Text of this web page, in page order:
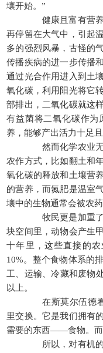
壤开始。”
健康且富有营养
再停留在大气中，引起
多的强烈风暴，古怪的
传播疾病的进一步传播
通过光合作用进入到土
氧化碳，利用阳光将它
部排出，二氧化碳就这
有益菌将二氧化碳作为
养，能够产出活力十足
然而化学农业无
农作方式，比如翻土和
氧化碳的释放和土壤营
的营养，而氮肥是温室
壤中的生物通常会被农药
牧民更是加重了
块空间里，动物会产生
十年里，这些直接的
10%。整个食物体系的
工、运输、冷藏和废物
以上。
在斯莫尔伍德看
里交换。它是我们拥有
需要的东西——食物。而
所以，对有机的